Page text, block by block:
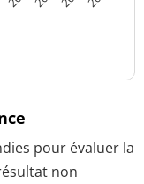
pour évaluer la
non